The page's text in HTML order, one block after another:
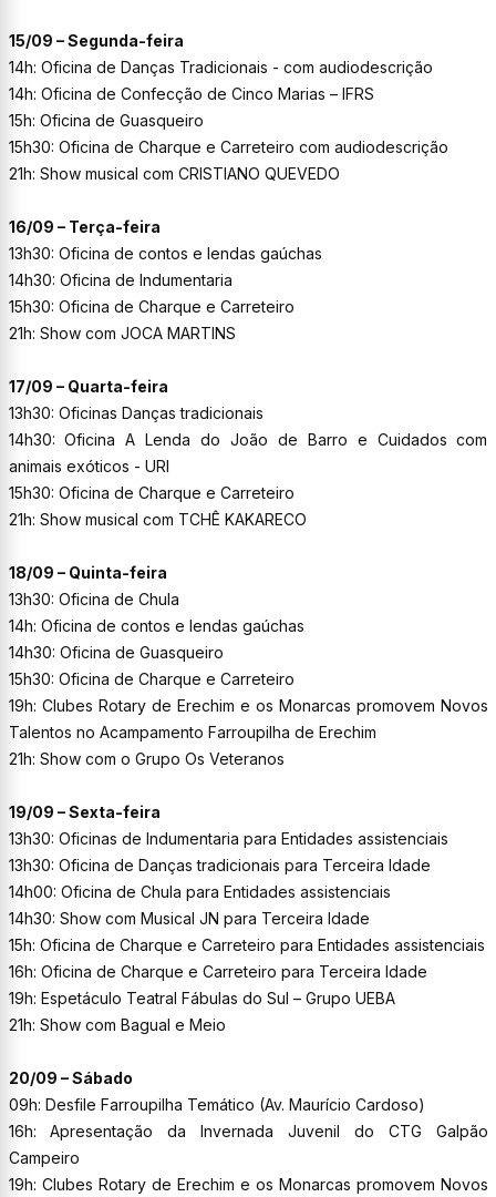
15/09 – Segunda-feira
14h: Oficina de Danças Tradicionais - com audiodescrição
14h: Oficina de Confecção de Cinco Marias – IFRS
15h: Oficina de Guasqueiro
15h30: Oficina de Charque e Carreteiro com audiodescrição
21h: Show musical com CRISTIANO QUEVEDO
16/09 – Terça-feira
13h30: Oficina de contos e lendas gaúchas
14h30: Oficina de Indumentaria
15h30: Oficina de Charque e Carreteiro
21h: Show com JOCA MARTINS
17/09 – Quarta-feira
13h30: Oficinas Danças tradicionais
14h30: Oficina A Lenda do João de Barro e Cuidados com
animais exóticos - URI
15h30: Oficina de Charque e Carreteiro
21h: Show musical com TCHÊ KAKARECO
18/09 – Quinta-feira
13h30: Oficina de Chula
14h: Oficina de contos e lendas gaúchas
14h30: Oficina de Guasqueiro
15h30: Oficina de Charque e Carreteiro
19h: Clubes Rotary de Erechim e os Monarcas promovem Novos
Talentos no Acampamento Farroupilha de Erechim
21h: Show com o Grupo Os Veteranos
19/09 – Sexta-feira
13h30: Oficinas de Indumentaria para Entidades assistenciais
13h30: Oficina de Danças tradicionais para Terceira Idade
14h00: Oficina de Chula para Entidades assistenciais
14h30: Show com Musical JN para Terceira Idade
15h: Oficina de Charque e Carreteiro para Entidades assistenciais
16h: Oficina de Charque e Carreteiro para Terceira Idade
19h: Espetáculo Teatral Fábulas do Sul – Grupo UEBA
21h: Show com Bagual e Meio
20/09 – Sábado
09h: Desfile Farroupilha Temático (Av. Maurício Cardoso)
16h: Apresentação da Invernada Juvenil do CTG Galpão
Campeiro
19h: Clubes Rotary de Erechim e os Monarcas promovem Novos